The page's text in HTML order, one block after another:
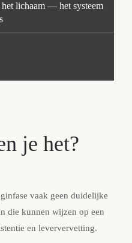
lichaam — het systeem
je het?
vaak geen duidelijke
die kunnen wijzen op een
en leververvetting.